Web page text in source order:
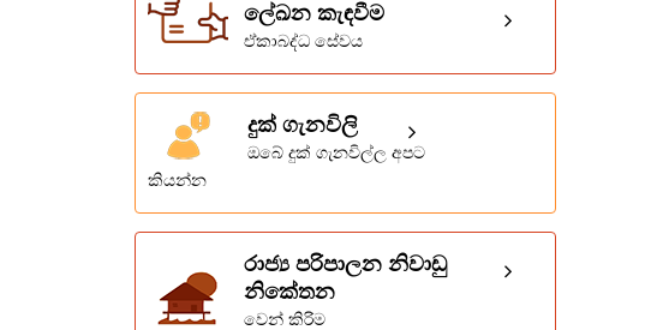
ලේඛන කැඳවීම
ඒකාබද්ධ සේවය
දුක් ගැනවිලි
ඔබේ දුක් ගැනවිල්ල අපට
කියන්න
රාජ්‍ය පරිපාලන නිවාඩු
නිකේතන
වෙන් කිරිම